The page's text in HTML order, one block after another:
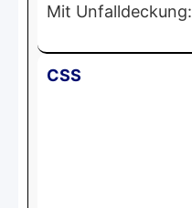
Mit Unfalldeckung:
CSS